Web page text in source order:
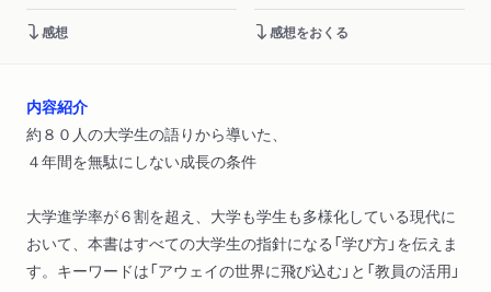
感想 感想をおくる
内容紹介
約８０人の大学生の語りから導いた、
４年間を無駄にしない成長の条件
大学進学率が６割を超え、大学も学生も多様化している現代に
おいて、本書はすべての大学生の指針になる「学び方」を伝えま
す。キーワードは「アウェイの世界に飛び込む」と「教員の活用」